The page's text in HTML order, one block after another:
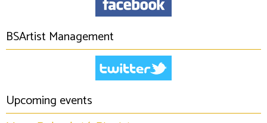
BSArtist Management
Upcoming events